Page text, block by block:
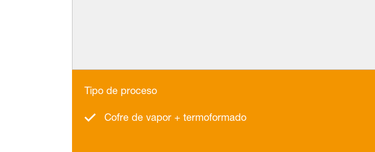
Tipo de proceso
Cofre de vapor + termoformado